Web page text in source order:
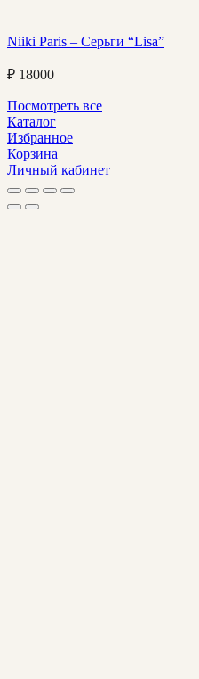
Niiki Paris – Серьги “Lisa”
₽ 18000
Посмотреть все
Каталог
Избранное
Корзина
Личный кабинет